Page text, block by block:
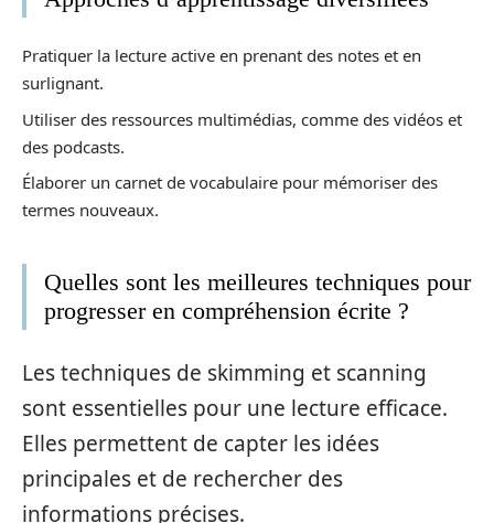
Pratiquer la lecture active en prenant des notes et en
surlignant.
Utiliser des ressources multimédias, comme des vidéos et
des podcasts.
Élaborer un carnet de vocabulaire pour mémoriser des
termes nouveaux.
Quelles sont les meilleures techniques pour
progresser en compréhension écrite ?
Les techniques de skimming et scanning
sont essentielles pour une lecture efficace.
Elles permettent de capter les idées
principales et de rechercher des
informations précises.